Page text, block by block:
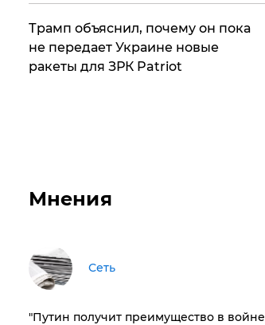
Трамп объяснил, почему он пока
не передает Украине новые
ракеты для ЗРК Patriot
Мнения
Сеть
"Путин получит преимущество в войне